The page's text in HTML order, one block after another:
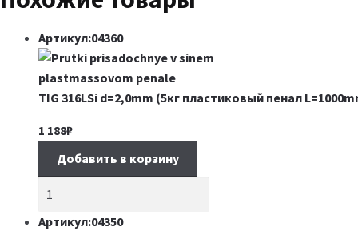
Артикул:04360
TIG 316LSi d=2,0mm (5кг пластиковый пенал
1 188₽
Добавить в корзину
Артикул:04350